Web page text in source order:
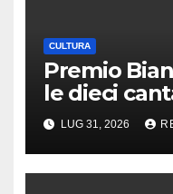
CULTURA
Premio
le dieci
quest’anno
LUG 31, 2026